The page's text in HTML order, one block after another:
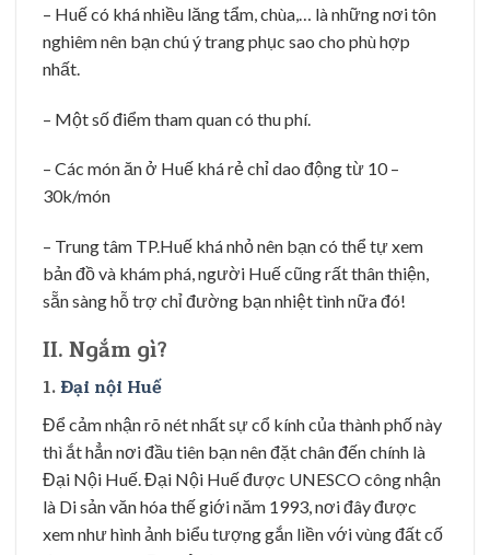
– Huế có khá nhiều lăng tẩm, chùa,… là những nơi tôn
nghiêm nên bạn chú ý trang phục sao cho phù hợp
nhất.
– Một số điểm tham quan có thu phí.
– Các món ăn ở Huế khá rẻ chỉ dao động từ 10 –
30k/món
– Trung tâm TP.Huế khá nhỏ nên bạn có thể tự xem
bản đồ và khám phá, người Huế cũng rất thân thiện,
sẵn sàng hỗ trợ chỉ đường bạn nhiệt tình nữa đó!
II. Ngắm gì?
1.Đại nội Huế
Để cảm nhận rõ nét nhất sự cổ kính của thành phố này
thì ắt hẳn nơi đầu tiên bạn nên đặt chân đến chính là
Đại Nội Huế. Đại Nội Huế được UNESCO công nhận
là Di sản văn hóa thế giới năm 1993, nơi đây được
xem như hình ảnh biểu tượng gắn liền với vùng đất cố